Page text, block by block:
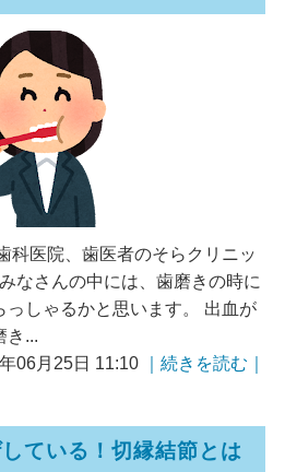
科医院、歯医者のそらクリニッ
なさんの中には、歯磨きの時に
っしゃるかと思います。 出血が
き...
06月25日 11:10
｜続きを読む｜
ている！切縁結節とは